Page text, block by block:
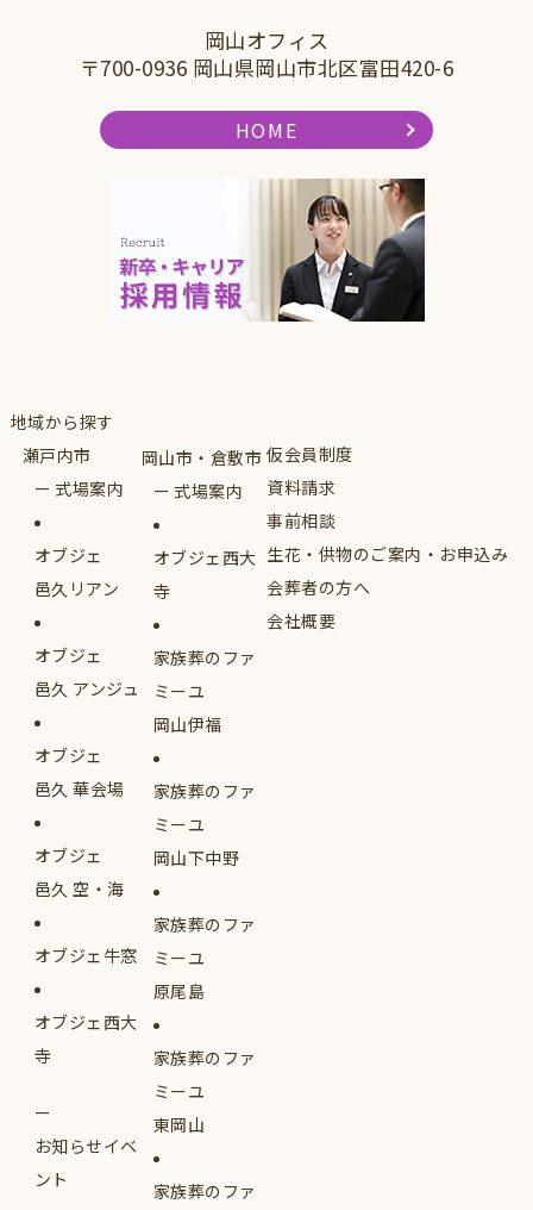
岡山オフィス
〒700-0936 岡山県岡山市北区富田420-6
HOME
地域から探す
瀬戸内市
式場案内
オブジェ
邑久リアン
オブジェ
邑久 アンジュ
オブジェ
邑久 華会場
オブジェ
邑久 空・海
オブジェ牛窓
オブジェ西大
寺
お知らせイベ
ント
岡山市・倉敷市
式場案内
オブジェ西大
寺
家族葬のファ
ミーユ
岡山伊福
家族葬のファ
ミーユ
岡山下中野
家族葬のファ
ミーユ
原尾島
家族葬のファ
ミーユ
東岡山
家族葬のファ
仮会員制度
資料請求
事前相談
生花・供物のご案内・お申込み
会葬者の方へ
会社概要